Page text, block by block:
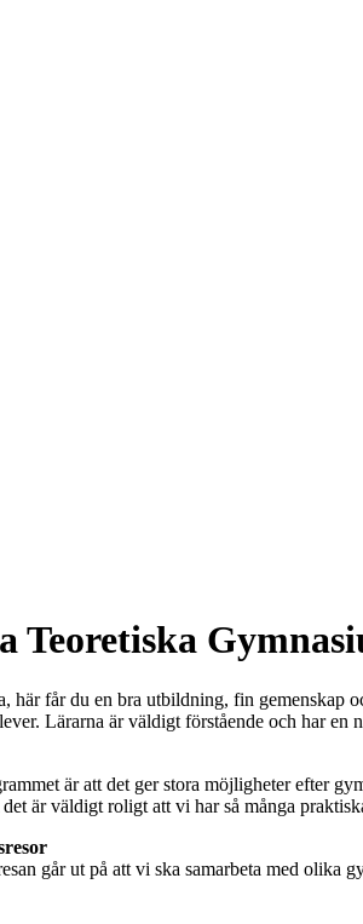
Teoretiska
får du en bra utbildning, fin gemenskap
Lärarna är väldigt förstående och har en
är att det ger stora möjligheter efter
är väldigt roligt att vi har så många
går ut på att vi ska samarbeta med olika